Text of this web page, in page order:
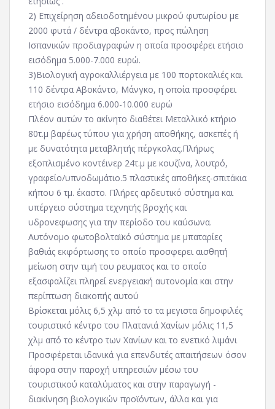
2) Επιχείρηση αδειοδοτημένου μικρού φυτωρίου με
2000 φυτά / δέντρα αβοκάντο, προς πώληση
Ισπανικών προδιαγραφών η οποία προσφέρει ετήσιο
εισόδημα 5.000-7.000 ευρώ.
3)Βιολογική αγροκαλλιέργεια με 100 πορτοκαλιές και
110 δέντρα Αβοκάντο, Μάνγκο, η οποία προσφέρει
ετήσιο εισόδημα 6.000-10.000 ευρώ
Πλέον αυτών το ακίνητο διαθέτει Μεταλλικό κτήριο
80τ.μ βαρέως τύπου για χρήση αποθήκης, ασκεπές ή
με δυνατότητα μεταβλητής πέργκολας.Πλήρως
εξοπλισμένο κοντέινερ 24τ.μ με κουζίνα, λουτρό,
γραφείο/υπνοδωμάτιο.5 πλαστικές αποθήκες-σπιτάκια
κήπου 6 τμ. έκαστο. Πλήρες αρδευτικό σύστημα και
υπέργειο σύστημα τεχνητής βροχής και
υδρονεφωσης για την περίοδο του καύσωνα.
Αυτόνομο φωτοβολταϊκό σύστημα με μπαταρίες
βαθιάς εκφόρτωσης το οποίο προσφερει αισθητή
μείωση στην τιμή του ρευματος και το οποίο
εξασφαλίζει πληρεί ενεργειακή αυτονομία και στην
περίπτωση διακοπής αυτού
Βρίσκεται μόλις 6,5 χλμ από το τα μεγιστα δημοφιλές
τουριστικό κέντρο του Πλατανιά Χανίων μόλις 11,5
χλμ από το κέντρο των Χανίων και το ενετικό λιμάνι
Προσφέρεται ιδανικά για επενδυτές απαιτήσεων όσον
άφορα στην παροχή υπηρεσιών μέσω του
τουριστικού καταλύματος και στην παραγωγή -
διακίνηση βιολογικών προϊόντων, άλλα και για